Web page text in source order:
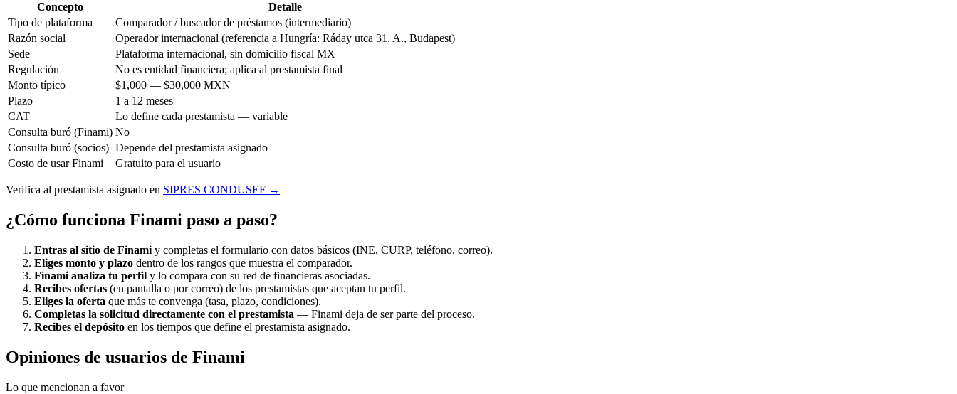
Concepto
Detalle
Tipo de plataforma
Comparador / buscador de préstamos (intermediario)
Razón social
Operador internacional (referencia a Hungría: Ráday utca 31. A., Budapest)
Sede
Plataforma internacional, sin domicilio fiscal MX
Regulación
No es entidad financiera; aplica al prestamista final
Monto típico
$1,000 — $30,000 MXN
Plazo
1 a 12 meses
CAT
Lo define cada prestamista — variable
Consulta buró (Finami) No
Consulta buró (socios) Depende del prestamista asignado
Costo de usar Finami
Gratuito para el usuario
Verifica al prestamista asignado en SIPRES CONDUSEF →
¿Cómo funciona Finami paso a paso?
Entras al sitio de Finami y completas el formulario con datos básicos (INE, CURP, teléfono, correo).
Eliges monto y plazo dentro de los rangos que muestra el comparador.
Finami analiza tu perfil y lo compara con su red de financieras asociadas.
Recibes ofertas (en pantalla o por correo) de los prestamistas que aceptan tu perfil.
Eliges la oferta que más te convenga (tasa, plazo, condiciones).
Completas la solicitud directamente con el prestamista — Finami deja de ser parte del proceso.
Recibes el depósito en los tiempos que define el prestamista asignado.
Opiniones de usuarios de Finami
Lo que mencionan a favor